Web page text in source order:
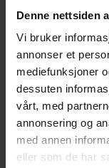
Denne nettsiden
Vi bruker
annonser et
mediefunksjoner
dessuten
vårt, med
annonsering og
med annen
eller som de har
velg mellom
14 990,-